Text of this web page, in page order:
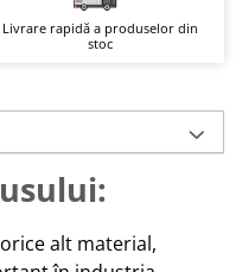
Livrare rapidă a produselor din
stoc
alt material,